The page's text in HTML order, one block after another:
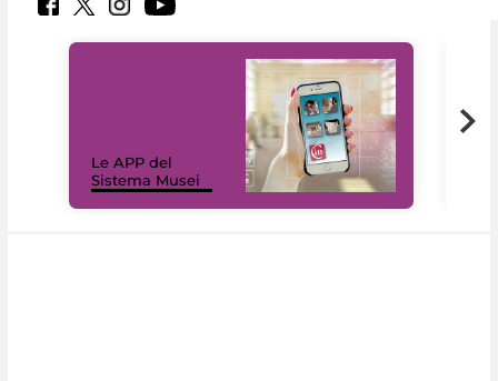
Le APP del
Sistema Musei